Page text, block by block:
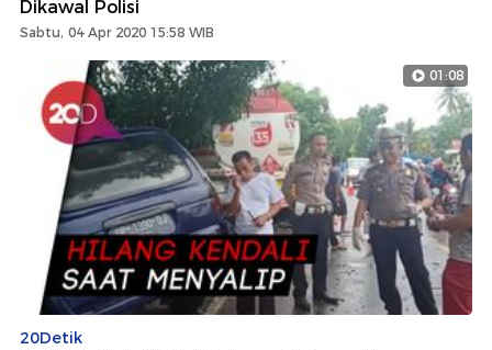
Dikawal Polisi
Sabtu, 04 Apr 2020 15:58 WIB
01:08
20Detik